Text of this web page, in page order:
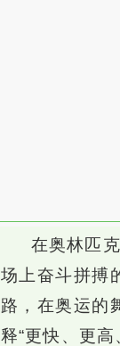
在奥林匹
场上奋斗拼搏
路，在奥运的
释“更快、更